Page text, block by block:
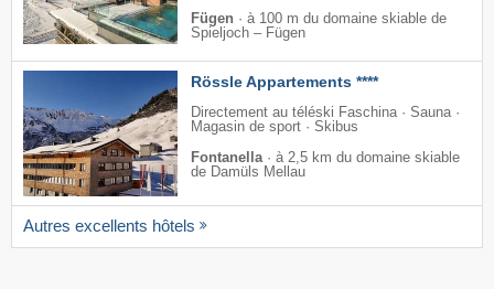
Fügen · à 100 m du domaine skiable de
Spieljoch – Fügen
Rössle Appartements ****
Directement au téléski Faschina · Sauna ·
Magasin de sport · Skibus
Fontanella · à 2,5 km du domaine skiable
de Damüls Mellau
Autres excellents hôtels